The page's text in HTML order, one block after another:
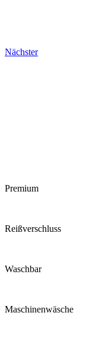
Nächster
Premium
Reiß­verschluss
Waschbar
Maschinen­wäsche